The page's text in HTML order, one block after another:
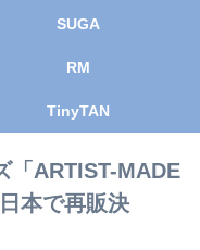
SUGA
RM
TinyTAN
「ARTIST-MADE
本で再販決